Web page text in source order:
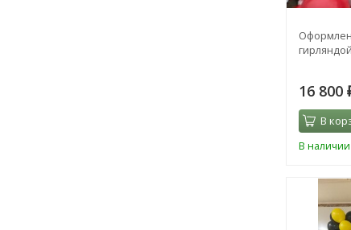
гирляндой
16 800
В
В наличии